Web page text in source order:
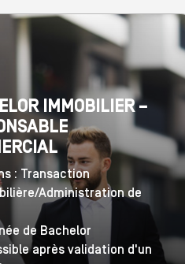
IMMOBILIER –
: Transaction
Administration de
de Bachelor
après validation d'un